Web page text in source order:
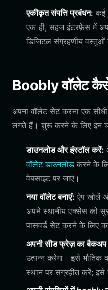
एकीकृत संपत्ति प्रबंधन: कई
एक ही, सहज इंटरफ़ेस में
डिजिटल संग्रहणीय वस्तुओं
Boobly वॉलेट
अपना वॉलेट सेट करना एक
लगते हैं। शुरू करने के लिए इन
डाउनलोड और इंस्टॉल करें:
वॉलेट डाउनलोड करने के
वेबसाइट पर जाएं।
नया वॉलेट बनाएं: ऐप खोलें
अपने स्थानीय एक्सेस को
पासवर्ड सेट करने के लिए
अपनी सीड फ्रेज़ का
उत्पन्न करेगा। इसे
स्थान पर संग्रहीत करें;